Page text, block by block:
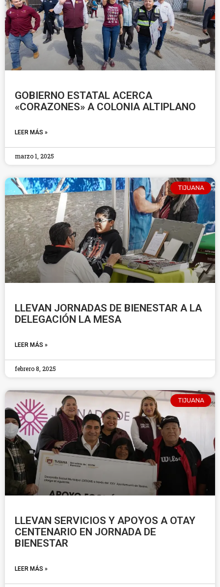
GOBIERNO ESTATAL ACERCA
«CORAZONES» A COLONIA ALTIPLANO
LEER MÁS »
marzo 1, 2025
TIJUANA
LLEVAN JORNADAS DE BIENESTAR A LA
DELEGACIÓN LA MESA
LEER MÁS »
febrero 8, 2025
TIJUANA
LLEVAN SERVICIOS Y APOYOS A OTAY
CENTENARIO EN JORNADA DE
BIENESTAR
LEER MÁS »